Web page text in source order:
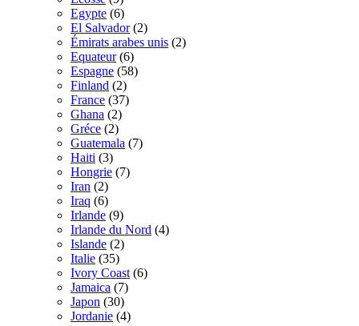
Egypte (6)
El Salvador (2)
Émirats arabes unis (2)
Equateur (6)
Espagne (58)
Finland (2)
France (37)
Ghana (2)
Gréce (2)
Guatemala (7)
Haiti (3)
Hongrie (7)
Iran (2)
Iraq (6)
Irlande (9)
Irlande du Nord (4)
Islande (2)
Italie (35)
Ivory Coast (6)
Jamaica (7)
Japon (30)
Jordanie (4)